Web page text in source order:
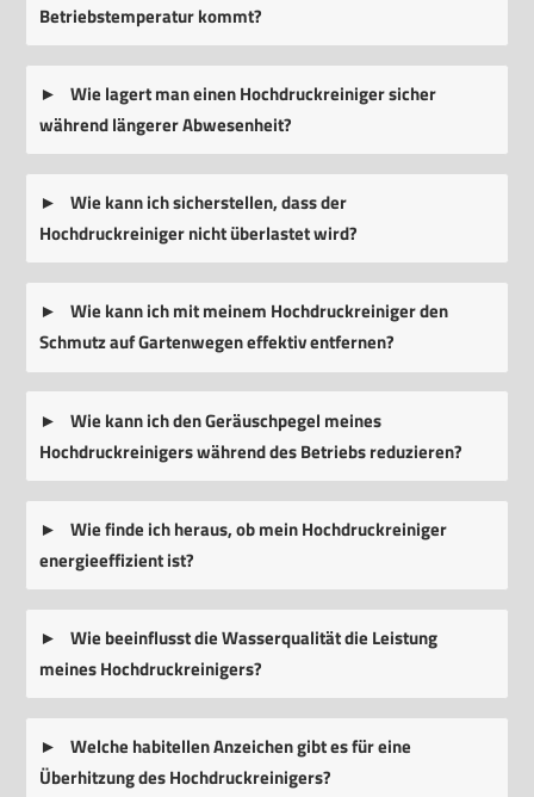
Betriebstemperatur kommt?
Wie lagert man einen Hochdruckreiniger sicher
während längerer Abwesenheit?
Wie kann ich sicherstellen, dass der
Hochdruckreiniger nicht überlastet wird?
Wie kann ich mit meinem Hochdruckreiniger den
Schmutz auf Gartenwegen effektiv entfernen?
Wie kann ich den Geräuschpegel meines
Hochdruckreinigers während des Betriebs reduzieren?
Wie finde ich heraus, ob mein Hochdruckreiniger
energieeffizient ist?
Wie beeinflusst die Wasserqualität die Leistung
meines Hochdruckreinigers?
Welche habitellen Anzeichen gibt es für eine
Überhitzung des Hochdruckreinigers?